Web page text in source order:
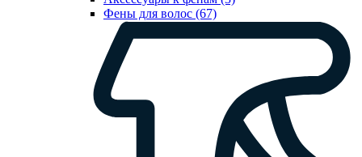
Фены для волос (67)